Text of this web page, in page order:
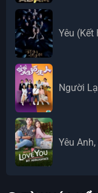
Yêu (Kết
Người
Yêu